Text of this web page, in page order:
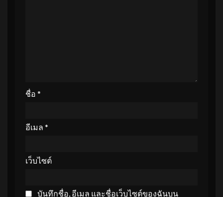
ชื่อ *
อีเมล *
เว็บไซต์
บันทึกชื่อ, อีเมล และชื่อเว็บไซต์ของฉันบน